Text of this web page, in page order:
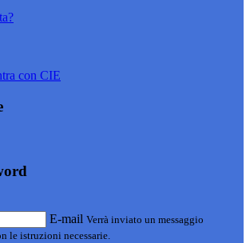
con CIE
E-mail Verrà inviato un messaggio
le istruzioni necessarie.